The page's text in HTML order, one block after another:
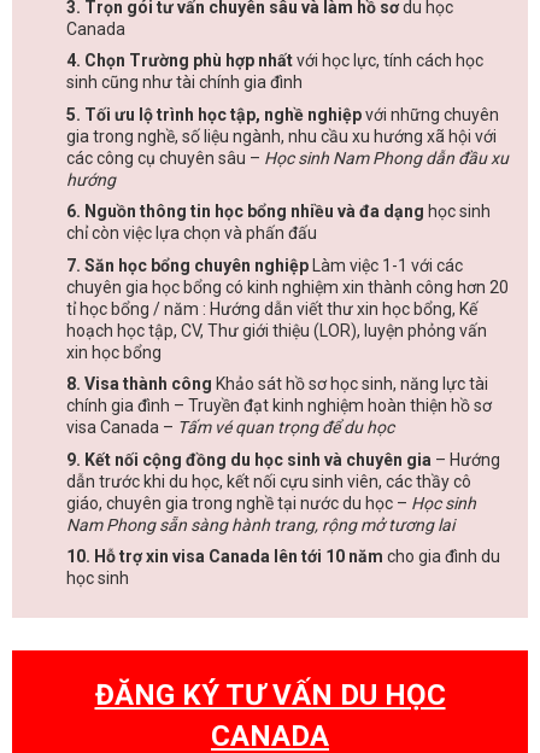
3. Trọn gói tư vấn chuyên sâu và làm hồ sơdu học
Canada
4. Chọn Trường phù hợp nhấtvới học lực, tính cách học
sinh cũng như tài chính gia đình
5. Tối ưu lộ trình học tập, nghề nghiệpvới những chuyên
gia trong nghề, số liệu ngành, nhu cầu xu hướng xã hội với
các công cụ chuyên sâu – Học sinh Nam Phong dẫn đầu xu
hướng
6. Nguồn thông tin học bổng nhiều và đa dạng học sinh
chỉ còn việc lựa chọn và phấn đấu
7. Săn học bổng chuyên nghiệp Làm việc 1-1 với các
chuyên gia học bổng có kinh nghiệm xin thành công hơn 20
tỉ học bổng / năm : Hướng dẫn viết thư xin học bổng, Kế
hoạch học tập, CV, Thư giới thiệu (LOR), luyện phỏng vấn
xin học bổng
8. Visa thành công Khảo sát hồ sơ học sinh, năng lực tài
chính gia đình – Truyền đạt kinh nghiệm hoàn thiện hồ sơ
visa Canada – Tấm vé quan trọng để du học
9. Kết nối cộng đồng du học sinh và chuyên gia – Hướng
dẫn trước khi du học, kết nối cựu sinh viên, các thầy cô
giáo, chuyên gia trong nghề tại nước du học – Học sinh
Nam Phong sẵn sàng hành trang, rộng mở tương lai
10. Hỗ trợ xin visa Canada lên tới 10 năm cho gia đình du
học sinh
ĐĂNG KÝ TƯ VẤN DU HỌC
CANADA